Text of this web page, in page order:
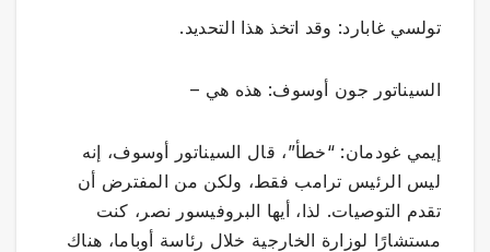
تولسي غابارد: وقد اتخذ هذا التحديد.
السيناتور جون أوسوف: هذه هي –
إيمي غودمان: “خطأ”، قال السيناتور أوسوف، إنه
ليس الرئيس ترامب فقط، ولكن من المفترض أن
تقدم التوصيات. لذا، أيها البروفيسور نصر، كنت
مستشارًا لوزارة الخارجية خلال رئاسة أوباما، هناك